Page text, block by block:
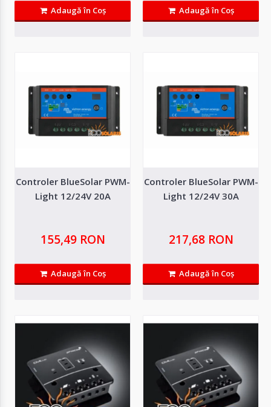
373,16 RON
Controler BlueSolar PWM PRO 12/24V 10A
BlueSolar PWM-Pro este o serie de controlere avansate, pregatite pentru
utilizare imediata cu setari..
Adaugă în Coş Adaugă în Coş
Controler BlueSolar PWM-
Light 12/24V 20A
155,49 RON
Adaugă în Coş
Controler BlueSolar PWM-
Light 12/24V 30A
217,68 RON
Adaugă în Coş